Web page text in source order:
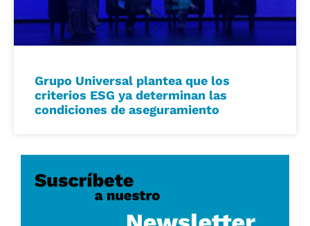
Grupo Universal plantea que los
criterios ESG ya determinan las
condiciones de aseguramiento